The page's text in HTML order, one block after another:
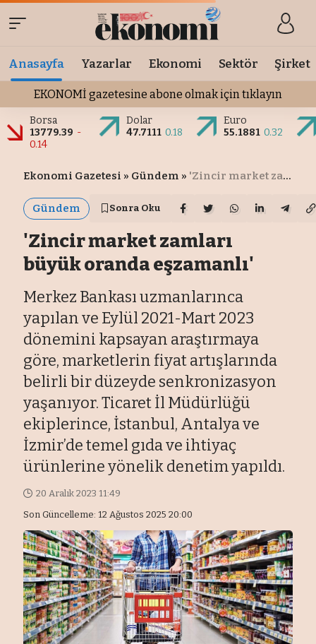
Anasayfa Yazarlar Ekonomi Sektör Şirket
EKONOMİ gazetesine abone olmak için tıklayın
Borsa
13779.39 -
0.14
Dolar
47.7111 0.18
Euro
55.1881 0.32
Ekonomi Gazetesi » Gündem » 'Zincir market zamları büyük oranda eşzamanlı'
Gündem Sonra Oku
'Zincir market zamları
büyük oranda eşzamanlı'
Merkez Bankası uzmanlarınca
yapılan ve Eylül 2021-Mart 2023
dönemini kapsayan araştırmaya
göre, marketlerin fiyat artışlarında
belirli bir düzeyde senkronizasyon
yaşanıyor. Ticaret İl Müdürlüğü
ekiplerince, İstanbul, Antalya ve
İzmir’de temel gıda ve ihtiyaç
ürünlerine yönelik denetim yapıldı.
Son Güncelleme: 12 Ağustos 2025 20:00
20 Aralık 2023 11:49